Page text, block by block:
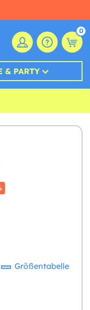
0
& PARTY
Größentabelle